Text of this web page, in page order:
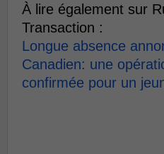
À lire également sur
Transaction :
Longue absence
Canadien: une
confirmée pour un